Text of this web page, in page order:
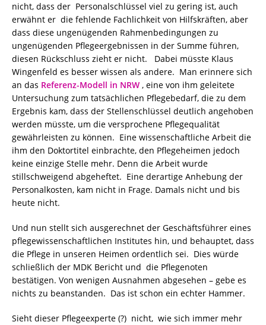
nicht, dass der Personalschlüssel viel zu gering ist, auch
erwähnt er die fehlende Fachlichkeit von Hilfskräften, aber
dass diese ungenügenden Rahmenbedingungen zu
ungenügenden Pflegeergebnissen in der Summe führen,
diesen Rückschluss zieht er nicht. Dabei müsste Klaus
Wingenfeld es besser wissen als andere. Man erinnere sich
an das Referenz-Modell in NRW , eine von ihm geleitete
Untersuchung zum tatsächlichen Pflegebedarf, die zu dem
Ergebnis kam, dass der Stellenschlüssel deutlich angehoben
werden müsste, um die versprochene Pflegequalität
gewährleisten zu können. Eine wissenschaftliche Arbeit die
ihm den Doktortitel einbrachte, den Pflegeheimen jedoch
keine einzige Stelle mehr. Denn die Arbeit wurde
stillschweigend abgeheftet. Eine derartige Anhebung der
Personalkosten, kam nicht in Frage. Damals nicht und bis
heute nicht.
Und nun stellt sich ausgerechnet der Geschäftsführer eines
pflegewissenschaftlichen Institutes hin, und behauptet, dass
die Pflege in unseren Heimen ordentlich sei. Dies würde
schließlich der MDK Bericht und die Pflegenoten
bestätigen. Von wenigen Ausnahmen abgesehen – gebe es
nichts zu beanstanden. Das ist schon ein echter Hammer.
Sieht dieser Pflegeexperte (?) nicht, wie sich immer mehr